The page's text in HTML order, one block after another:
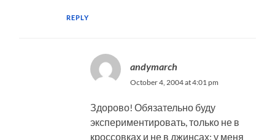
REPLY
andymarch
October 4, 2004 at 4:01 pm
Здорово! Обязательно буду
экспериментировать, только не в
кроссовках и не в джинсах; у меня